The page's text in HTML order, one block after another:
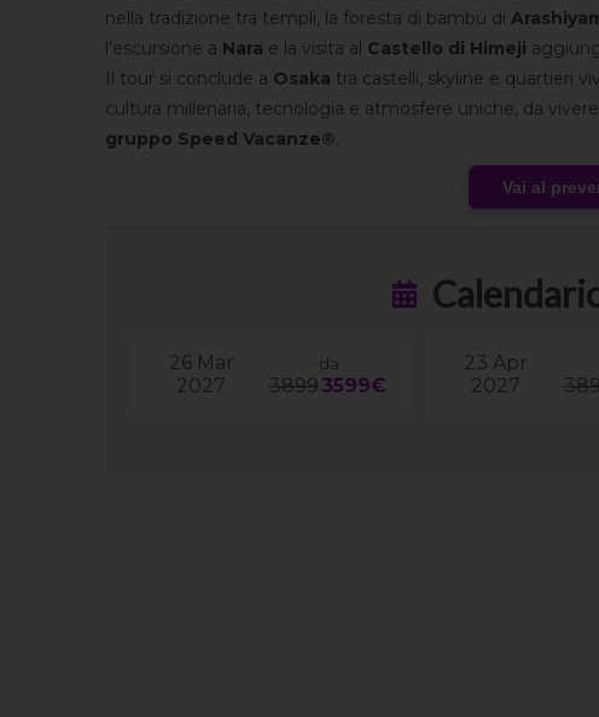
nella tradizione tra templi, la foresta di bambù di
l’escursione a Nara e la visita al Castello di Himeji
Il tour si conclude a Osaka tra castelli, skyline e quartieri
cultura millenaria, tecnologia e atmosfere uniche, da
gruppo Speed Vacanze®.
Vai al
26 Mar
2027
da
38993599€
23 Apr
2027